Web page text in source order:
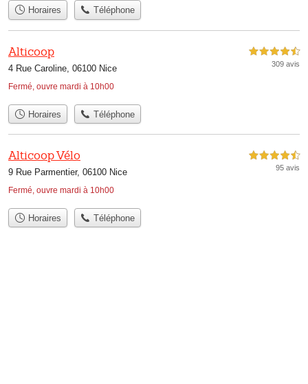
Horaires Téléphone
Alticoop
4 Rue Caroline, 06100 Nice
Fermé, ouvre mardi à 10h00
4,5 étoiles sur 5
309 avis
Horaires Téléphone
Alticoop Vélo
9 Rue Parmentier, 06100 Nice
Fermé, ouvre mardi à 10h00
4,5 étoiles sur 5
95 avis
Horaires Téléphone